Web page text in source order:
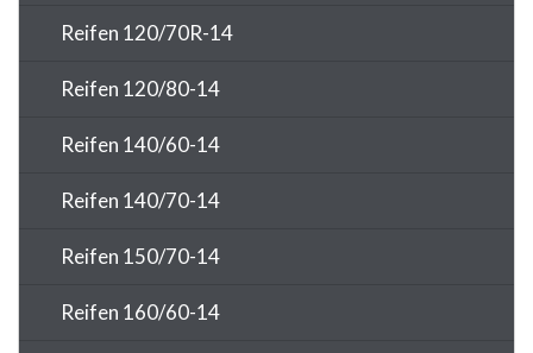
Reifen 120/70R-14
Reifen 120/80-14
Reifen 140/60-14
Reifen 140/70-14
Reifen 150/70-14
Reifen 160/60-14